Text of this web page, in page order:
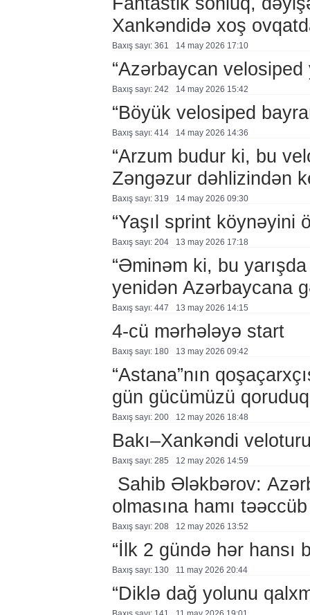
Xankəndidə xoş
Baxış sayı: 361 14 may 2026 17:10
“Azərbaycan velosiped
Baxış sayı: 242 14 may 2026 15:42
“Böyük velosiped
Baxış sayı: 414 14 may 2026 14:36
“Arzum budur ki, bu
Zəngəzur dəhlizindən
Baxış sayı: 319 14 may 2026 09:30
“Yaşıl sprint köynəyini
Baxış sayı: 204 13 may 2026 17:18
“Əminəm ki, bu
yenidən Azərbaycana
Baxış sayı: 447 13 may 2026 14:15
4-cü mərhələyə start
Baxış sayı: 180 13 may 2026 09:42
“Astana”nın
gün gücümüzü qoruduq
Baxış sayı: 200 12 may 2026 18:48
Bakı–Xankəndi
Baxış sayı: 285 12 may 2026 14:59
Sahib Ələkbərov:
olmasına hamı
Baxış sayı: 208 12 may 2026 13:52
“İlk 2 gündə hər hansı
Baxış sayı: 130 11 may 2026 20:44
“Diklə dağ yolunu